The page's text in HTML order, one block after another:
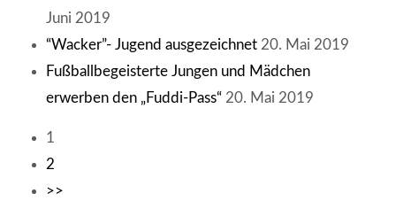
Juni 2019
“Wacker”- Jugend ausgezeichnet 20. Mai 2019
Fußballbegeisterte Jungen und Mädchen
erwerben den „Fuddi-Pass“ 20. Mai 2019
1
2
>>